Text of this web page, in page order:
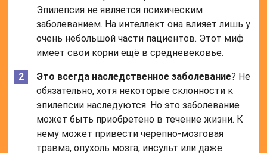
Эпилепсия не является психическим
заболеванием. На интеллект она влияет лишь у
очень небольшой части пациентов. Этот миф
имеет свои корни ещё в средневековье.
Это всегда наследственное заболевание? Не
обязательно, хотя некоторые склонности к
эпилепсии наследуются. Но это заболевание
может быть приобретено в течение жизни. К
нему может привести черепно-мозговая
травма, опухоль мозга, инсульт или даже